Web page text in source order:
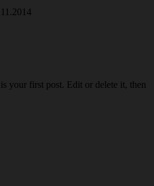
your first post. Edit or delete it, then